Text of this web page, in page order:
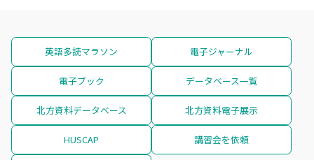
英語多読マラソン 電子ジャーナル
電子ブック データベース一覧
北方資料データベース 北方資料電子展示
HUSCAP 講習会を依頼